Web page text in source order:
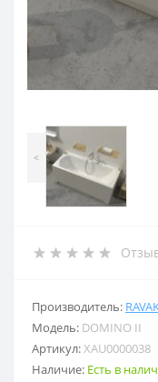
<
Производитель:
Модель: DOMINO II
Артикул:XAU0000038
Наличие: Есть в